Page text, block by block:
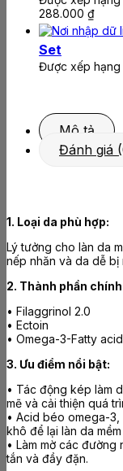
288.000 ₫
Set
Được xếp hạng
Mô tả
Đánh giá
1. Loại da phù hợp:
Lý tưởng cho làn da
nếp nhăn và da dễ bị
2. Thành phần
• Filaggrinol 2.0
• Ectoin
• Omega-3-Fatty
3. Ưu điểm nổi bật:
• Tác động kép làm
mẽ và cải thiện quá
• Acid béo omega-
khô để lại làn da
• Làm mờ các
tắn và đầy đặn.